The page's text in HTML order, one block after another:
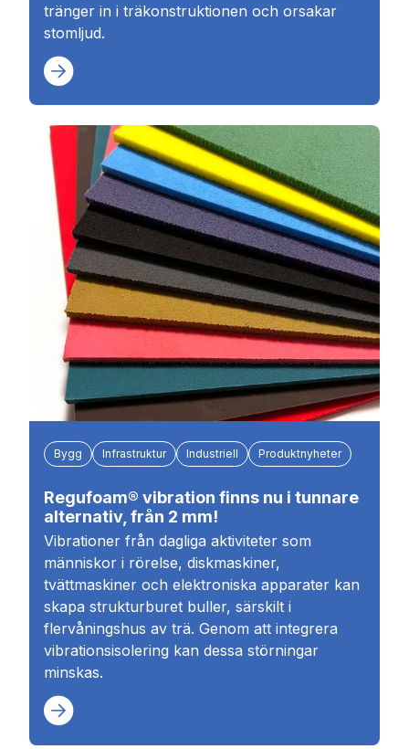
tränger in i träkonstruktionen och orsakar
stomljud.
Bygg Infrastruktur Industriell Produktnyheter
Regufoam® vibration finns nu i tunnare
alternativ, från 2 mm!
Vibrationer från dagliga aktiviteter som
människor i rörelse, diskmaskiner,
tvättmaskiner och elektroniska apparater kan
skapa strukturburet buller, särskilt i
flervåningshus av trä. Genom att integrera
vibrationsisolering kan dessa störningar
minskas.